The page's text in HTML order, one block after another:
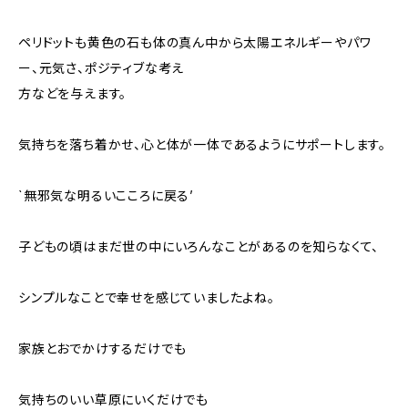
ペリドットも黄色の石も体の真ん中から太陽エネルギーやパワ
ー、元気さ、ポジティブな考え
方などを与えます。
気持ちを落ち着かせ、心と体が一体であるようにサポートします。
`無邪気な明るいこころに戻る’
子どもの頃はまだ世の中にいろんなことがあるのを知らなくて、
シンプルなことで幸せを感じていましたよね。
家族とおでかけするだけでも
気持ちのいい草原にいくだけでも